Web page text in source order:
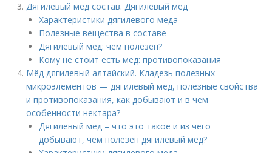
Дягилевый мед состав. Дягилевый мед
Характеристики дягилевого меда
Полезные вещества в составе
Дягилевый мед: чем полезен?
Кому не стоит есть мед: противопоказания
Мёд дягилевый алтайский. Кладезь полезных
микроэлементов — дягилевый мед, полезные свойства
и противопоказания, как добывают и в чем
особенности нектара?
Дягилевый мед – что это такое и из чего
добывают, чем полезен дягилевый мед?